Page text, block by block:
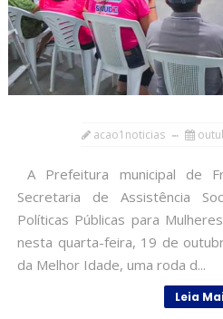
acao1noticias
A Prefeitura municipal de
Secretaria de Assistência
Políticas Públicas para
nesta quarta-feira, 19 de
da Melhor Idade, uma roda d...
Leia